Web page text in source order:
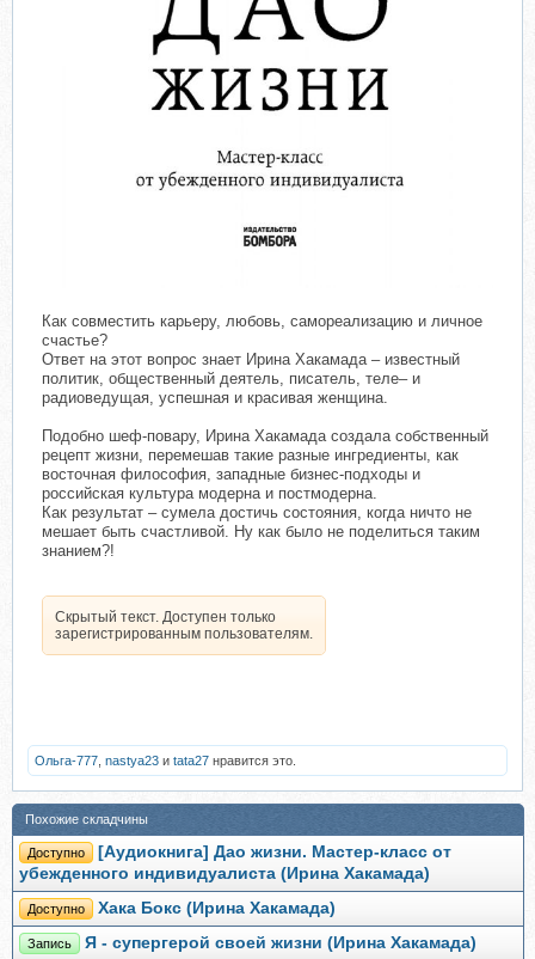
Как совместить карьеру, любовь, самореализацию и личное
счастье?
Ответ на этот вопрос знает Ирина Хакамада – известный
политик, общественный деятель, писатель, теле– и
радиоведущая, успешная и красивая женщина.
Подобно шеф-повару, Ирина Хакамада создала собственный
рецепт жизни, перемешав такие разные ингредиенты, как
восточная философия, западные бизнес-подходы и
российская культура модерна и постмодерна.
Как результат – сумела достичь состояния, когда ничто не
мешает быть счастливой. Ну как было не поделиться таким
знанием?!
Скрытый текст. Доступен только
зарегистрированным пользователям.
Ольга-777 nastya23 и tata27 нравится это.
Похожие складчины
Доступно
[Аудиокнига] Дао жизни. Мастер-класс от
убежденного индивидуалиста (Ирина Хакамада)
Доступно Хака Бокс (Ирина Хакамада)
Запись Я - супергерой своей жизни (Ирина Хакамада)